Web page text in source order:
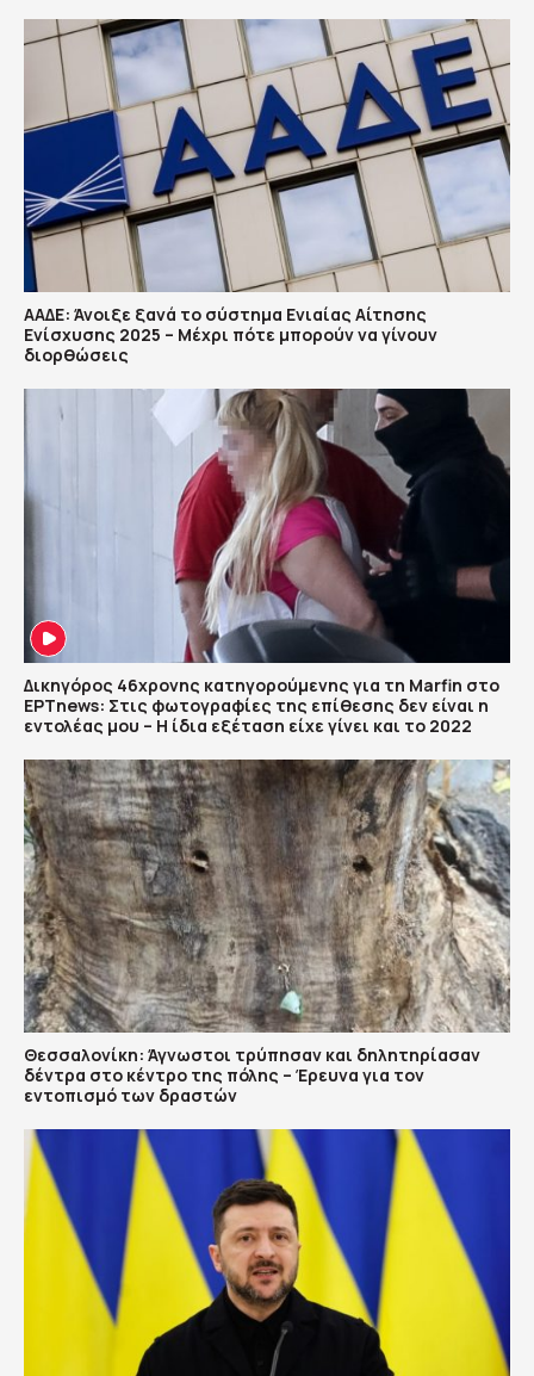
ΑΑΔΕ: Άνοιξε ξανά το σύστημα Ενιαίας Αίτησης
Ενίσχυσης 2025 – Μέχρι πότε μπορούν να γίνουν
διορθώσεις
Δικηγόρος 46χρονης κατηγορούμενης για τη Marfin στο
ΕΡΤnews: Στις φωτογραφίες της επίθεσης δεν είναι η
εντολέας μου – Η ίδια εξέταση είχε γίνει και το 2022
Θεσσαλονίκη: Άγνωστοι τρύπησαν και δηλητηρίασαν
δέντρα στο κέντρο της πόλης – Έρευνα για τον
εντοπισμό των δραστών